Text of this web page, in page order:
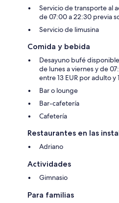
Servicio de transporte al
de 07:00 a 22:30 previa
Servicio de limusina
Comida y bebida
Desayuno bufé
de lunes a viernes y de
entre 13 EUR por adulto y
Bar o lounge
Bar-cafetería
Cafetería
Restaurantes en las
Adriano
Actividades
Gimnasio
Para familias